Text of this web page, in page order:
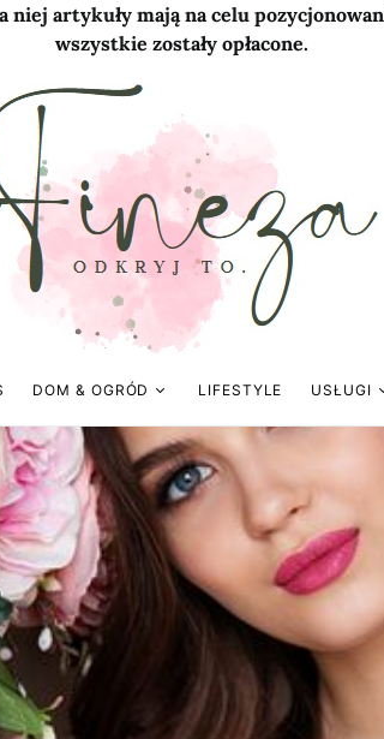
artykuły mają na celu
wszystkie zostały opłacone.
DOM & OGRÓD LIFESTYLE USŁUGI